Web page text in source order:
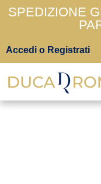
SPEDIZIONE
Accedi o Registrati